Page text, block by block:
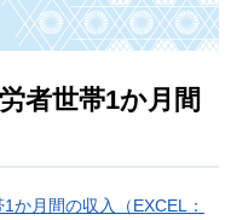
者世帯1か月間
か月間の収入（EXCEL：